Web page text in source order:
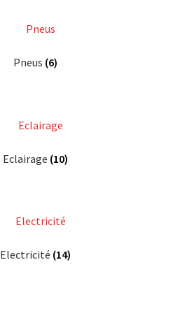
Pneus (6)
Eclairage (10)
Electricité (14)